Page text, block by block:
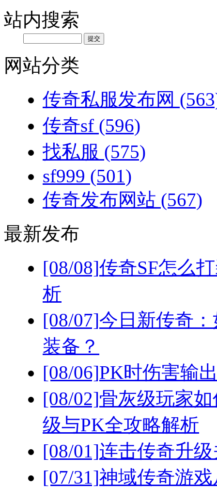
站内搜索
网站分类
传奇私服发布网
传奇sf (596)
找私服 (575)
sf999 (501)
传奇发布网站 (567)
最新发布
[08/08]传奇SF怎么
析
[08/07]今日新传奇
装备？
[08/06]PK时伤害输
[08/02]骨灰级玩家
级与PK全攻略解析
[08/01]连击传奇升
[07/31]神域传奇游